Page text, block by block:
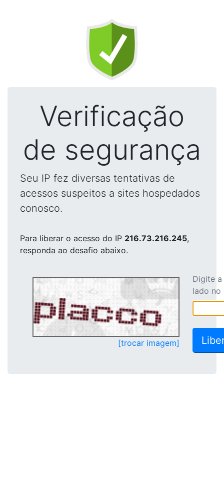
Verificação
de segurança
Seu IP fez diversas tentativas de
acessos suspeitos a sites hospedados
conosco.
Para liberar o acesso do IP 216.73.216.245,
responda ao desafio abaixo.
[trocar imagem]
Digite
lado no